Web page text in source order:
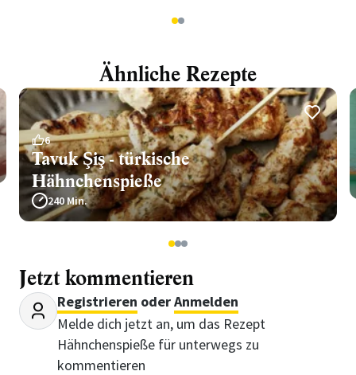
12
Ähnliche Rezepte
6
Tavuk Şiş - türkische
Hähnchenspieße
240 Min.
123
Jetzt kommentieren
Registrieren oderAnmelden
Melde dich jetzt an, um das Rezept
Hähnchenspieße für unterwegs zu
kommentieren